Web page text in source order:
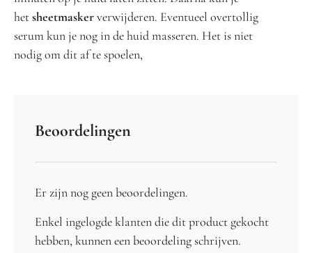
hetsheetmaskerverwijderen. Eventueel overtollig
serum kun je nog in de huid masseren. Het is niet
nodig om dit af te spoelen,
Beoordelingen
Er zijn nog geen beoordelingen.
Enkel ingelogde klanten die dit product gekocht
hebben, kunnen een beoordeling schrijven.